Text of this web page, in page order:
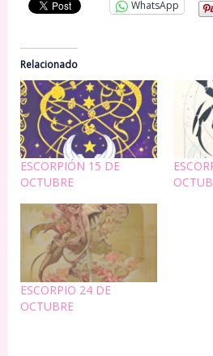
WhatsApp
Relacionado
ESCORPIÓN 15 DE
OCTUBRE
ESCORPIO 24 DE
OCTUBRE